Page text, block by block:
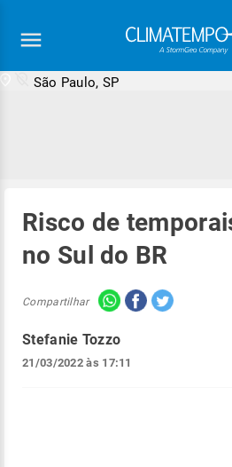
São Paulo, SP
Risco de
no Sul do BR
Compartilhar
Stefanie Tozzo
21/03/2022 às 17:11